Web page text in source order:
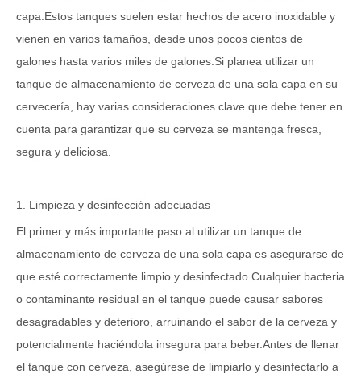
capa.Estos tanques suelen estar hechos de acero inoxidable y
vienen en varios tamaños, desde unos pocos cientos de
galones hasta varios miles de galones.Si planea utilizar un
tanque de almacenamiento de cerveza de una sola capa en su
cervecería, hay varias consideraciones clave que debe tener en
cuenta para garantizar que su cerveza se mantenga fresca,
segura y deliciosa.
1. Limpieza y desinfección adecuadas
El primer y más importante paso al utilizar un tanque de
almacenamiento de cerveza de una sola capa es asegurarse de
que esté correctamente limpio y desinfectado.Cualquier bacteria
o contaminante residual en el tanque puede causar sabores
desagradables y deterioro, arruinando el sabor de la cerveza y
potencialmente haciéndola insegura para beber.Antes de llenar
el tanque con cerveza, asegúrese de limpiarlo y desinfectarlo a